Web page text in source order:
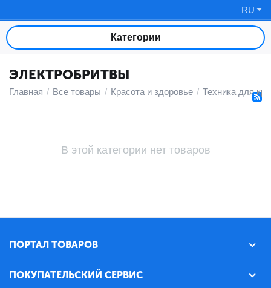
RU
Категории
ЭЛЕКТРОБРИТВЫ
Главная / Все товары / Красота и здоровье / Техника для
В этой категории нет товаров
ПОРТАЛ ТОВАРОВ
ПОКУПАТЕЛЬСКИЙ СЕРВИС